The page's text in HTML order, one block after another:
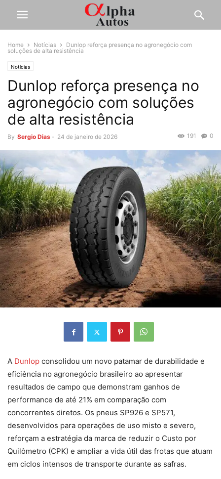
Home Notícias
Dunlop reforça presença no agronegócio com
soluções de alta resistência
Notícias
Dunlop reforça presença no
agronegócio com soluções
de alta resistência
By Sergio Dias - 24 de janeiro de 2026 0
191
A Dunlop consolidou um novo patamar de durabilidade e
eficiência no agronegócio brasileiro ao apresentar
resultados de campo que demonstram ganhos de
performance de até 21% em comparação com
concorrentes diretos. Os pneus SP926 e SP571,
desenvolvidos para operações de uso misto e severo,
reforçam a estratégia da marca de reduzir o Custo por
Quilômetro (CPK) e ampliar a vida útil das frotas que atuam
em ciclos intensos de transporte durante as safras.